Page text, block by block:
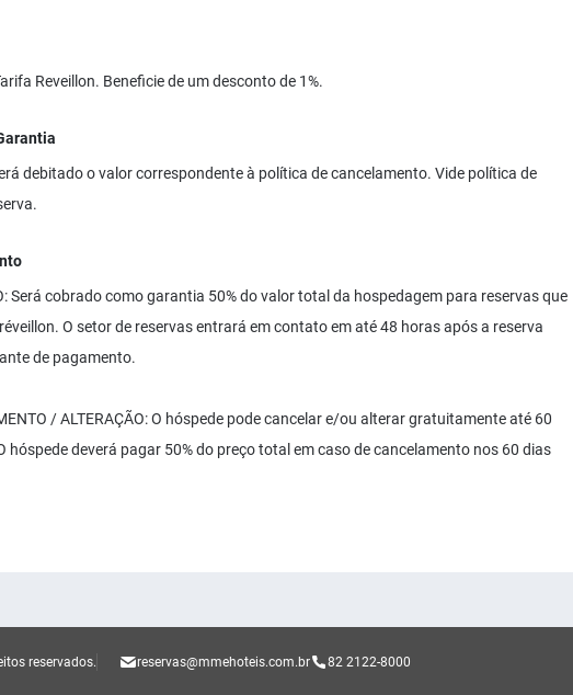
Reveillon. Beneficie de um desconto de 1%.
debitado o valor correspondente à política de cancelamento. Vide política de
Será cobrado como garantia 50% do valor total da hospedagem para reservas que
O setor de reservas entrará em contato em até 48 horas após a reserva
de pagamento.
/ ALTERAÇÃO: O hóspede pode cancelar e/ou alterar gratuitamente até 60
hóspede deverá pagar 50% do preço total em caso de cancelamento nos 60 dias
reservas@mmehoteis.com.br 82 2122-8000
reservados.